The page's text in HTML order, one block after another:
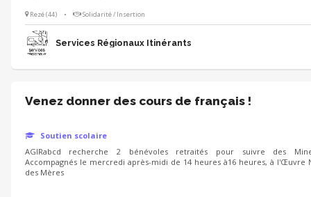
Rezé (44) • Solidarité / Insertion
Services Régionaux Itinérants
Venez donner des cours de français !
Soutien scolaire
AGIRabcd recherche 2 bénévoles retraités pour suivre des
Accompagnés le mercredi après-midi de 14 heures à16 heures, à l'Œuvre
des Mères